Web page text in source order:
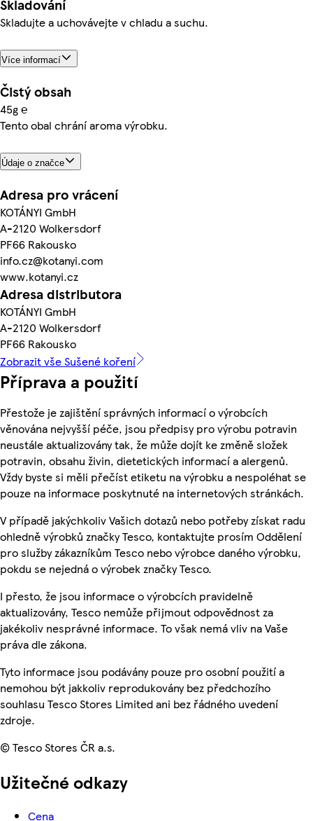
Skladování
Skladujte a uchovávejte v chladu a suchu.
Více informací
Čistý obsah
45g ℮
Tento obal chrání aroma výrobku.
Údaje o značce
Adresa pro vrácení
KOTÁNYI GmbH
A-2120 Wolkersdorf
PF66 Rakousko
info.cz@kotanyi.com
www.kotanyi.cz
Adresa distributora
KOTÁNYI GmbH
A-2120 Wolkersdorf
PF66 Rakousko
Zobrazit vše Sušené koření
Příprava a použití
Přestože je zajištění správných informací o výrobcích
věnována nejvyšší péče, jsou předpisy pro výrobu potravin
neustále aktualizovány tak, že může dojít ke změně složek
potravin, obsahu živin, dietetických informací a alergenů.
Vždy byste si měli přečíst etiketu na výrobku a nespoléhat se
pouze na informace poskytnuté na internetových stránkách.
V případě jakýchkoliv Vašich dotazů nebo potřeby získat radu
ohledně výrobků značky Tesco, kontaktujte prosím Oddělení
pro služby zákazníkům Tesco nebo výrobce daného výrobku,
pokdu se nejedná o výrobek značky Tesco.
I přesto, že jsou informace o výrobcích pravidelně
aktualizovány, Tesco nemůže přijmout odpovědnost za
jakékoliv nesprávné informace. To však nemá vliv na Vaše
práva dle zákona.
Tyto informace jsou podávány pouze pro osobní použití a
nemohou být jakkoliv reprodukovány bez předchozího
souhlasu Tesco Stores Limited ani bez řádného uvedení
zdroje.
© Tesco Stores ČR a.s.
Užitečné odkazy
Cena